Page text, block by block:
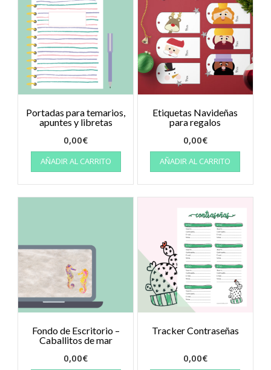
Portadas para temarios,
apuntes y libretas
0,00€
AÑADIR AL CARRITO
Etiquetas Navideñas
para regalos
0,00€
AÑADIR AL CARRITO
Fondo de Escritorio –
Caballitos de mar
0,00€
Tracker Contraseñas
0,00€